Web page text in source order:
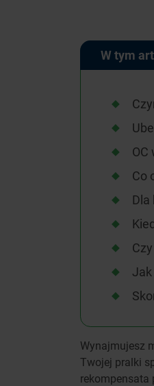
W tym
Co
Wynajmujesz
Twojej pralki
rekompensata